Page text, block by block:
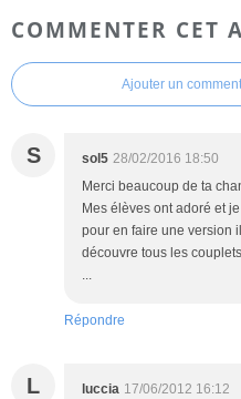
COMMENTER CET
Ajouter un
S sol5 28/02/2016 18:50
Merci beaucoup de ta
Mes élèves ont adoré et
pour en faire une version
découvre tous les
Répondre
L luccia 17/06/2012 16:12